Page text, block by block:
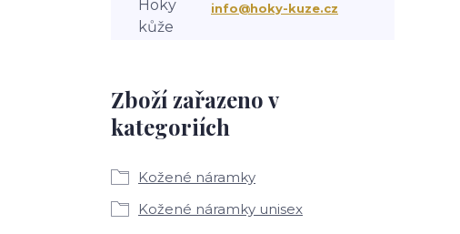
Zboží zařazeno v
kategoriích
Kožené náramky
Kožené náramky unisex
info@hoky-kuze.cz